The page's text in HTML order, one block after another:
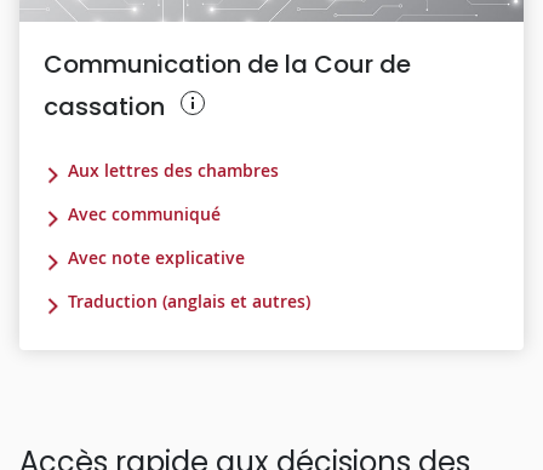
Communication de la Cour de
cassation
Aux lettres des chambres
Avec communiqué
Avec note explicative
Traduction (anglais et autres)
Accès rapide aux décisions des